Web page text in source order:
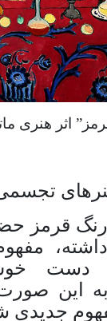
اثر هنری
رنگ قرمز
داشته،
دست خوش
این